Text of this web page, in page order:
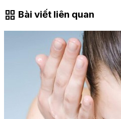
grid_view Bài viết liên quan